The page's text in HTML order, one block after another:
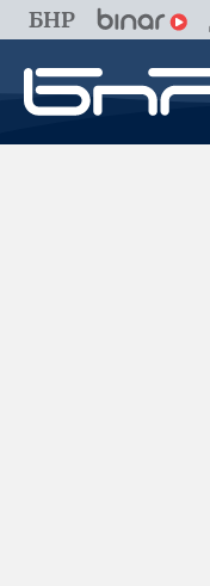
БНР